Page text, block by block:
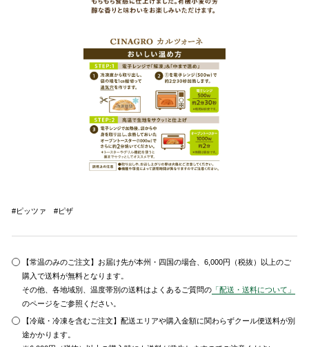
#ピッツァ #ピザ
【常温のみのご注文】お届け先が本州・四国の場合、6,000円（税抜）以上のご
購入で送料が無料となります。
その他、各地域別、温度帯別の送料はよくあるご質問の 「配送・送料について」
のページをご参照ください。
【冷蔵・冷凍を含むご注文】配送エリアや購入金額に関わらずクール便送料が別
途かかります。